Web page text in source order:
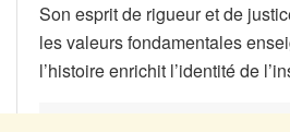
Son esprit de rigueur et de
les valeurs fondamentales
l’histoire enrichit l’identité de